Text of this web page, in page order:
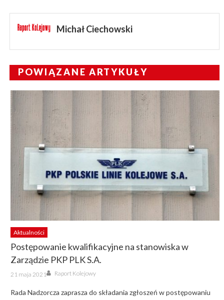
Michał Ciechowski
POWIĄZANE ARTYKUŁY
Aktualności
Postępowanie kwalifikacyjne na stanowiska w
Zarządzie PKP PLK S.A.
Posted
on
21 maja 2021 Author
Raport Kolejowy
Rada Nadzorcza zaprasza do składania zgłoszeń w postępowaniu